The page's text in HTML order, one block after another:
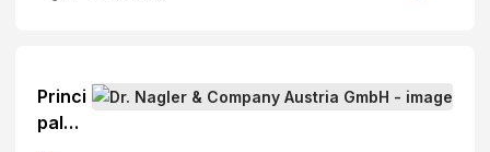
Princi
pal